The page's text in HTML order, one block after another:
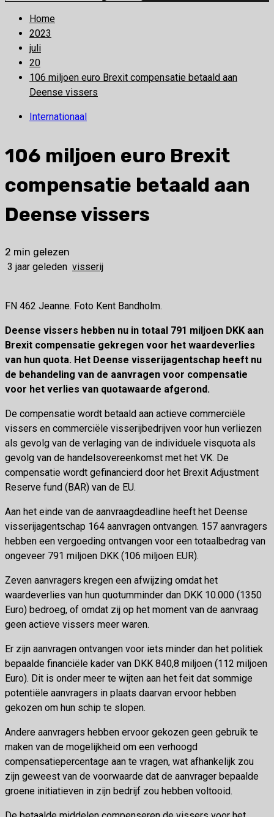
Home
2023
juli
20
106 miljoen euro Brexit compensatie betaald aan
Deense vissers
Internationaal
106 miljoen euro Brexit
compensatie betaald aan
Deense vissers
2 min gelezen
3 jaar geleden visserij
FN 462 Jeanne. Foto Kent Bandholm.
Deense vissers hebben nu in totaal 791 miljoen DKK aan
Brexit compensatie gekregen voor het waardeverlies
van hun quota. Het Deense visserijagentschap heeft nu
de behandeling van de aanvragen voor compensatie
voor het verlies van quotawaarde afgerond.
De compensatie wordt betaald aan actieve commerciële
vissers en commerciële visserijbedrijven voor hun verliezen
als gevolg van de verlaging van de individuele visquota als
gevolg van de handelsovereenkomst met het VK. De
compensatie wordt gefinancierd door het Brexit Adjustment
Reserve fund (BAR) van de EU.
Aan het einde van de aanvraagdeadline heeft het Deense
visserijagentschap 164 aanvragen ontvangen. 157 aanvragers
hebben een vergoeding ontvangen voor een totaalbedrag van
ongeveer 791 miljoen DKK (106 miljoen EUR).
Zeven aanvragers kregen een afwijzing omdat het
waardeverlies van hun quotumminder dan DKK 10.000 (1350
Euro) bedroeg, of omdat zij op het moment van de aanvraag
geen actieve vissers meer waren.
Er zijn aanvragen ontvangen voor iets minder dan het politiek
bepaalde financiële kader van DKK 840,8 miljoen (112 miljoen
Euro). Dit is onder meer te wijten aan het feit dat sommige
potentiële aanvragers in plaats daarvan ervoor hebben
gekozen om hun schip te slopen.
Andere aanvragers hebben ervoor gekozen geen gebruik te
maken van de mogelijkheid om een verhoogd
compensatiepercentage aan te vragen, wat afhankelijk zou
zijn geweest van de voorwaarde dat de aanvrager bepaalde
groene initiatieven in zijn bedrijf zou hebben voltooid.